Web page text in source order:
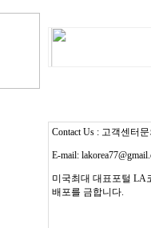
Contact Us : 고객센터
E-mail:
미국최대 대표포털 LA
배포를 금합니다.